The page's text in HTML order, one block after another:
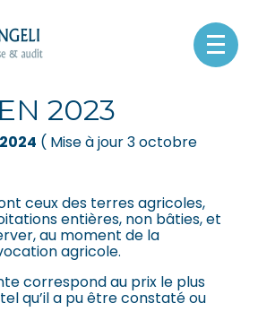
une activité
humaines
2023
( Mise à jour 3 octobre
ceux des terres agricoles,
entières, non bâties, et
au moment de la
agricole.
correspond au prix le plus
qu’il a pu être constaté ou